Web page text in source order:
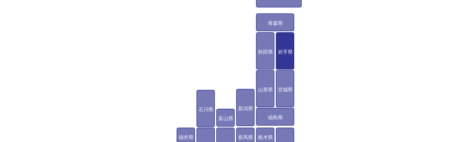
青森県
岩手県
宮城県
秋田県
山形県
福島県
栃木県
群馬県
新潟県
富山県
石川県
福井県